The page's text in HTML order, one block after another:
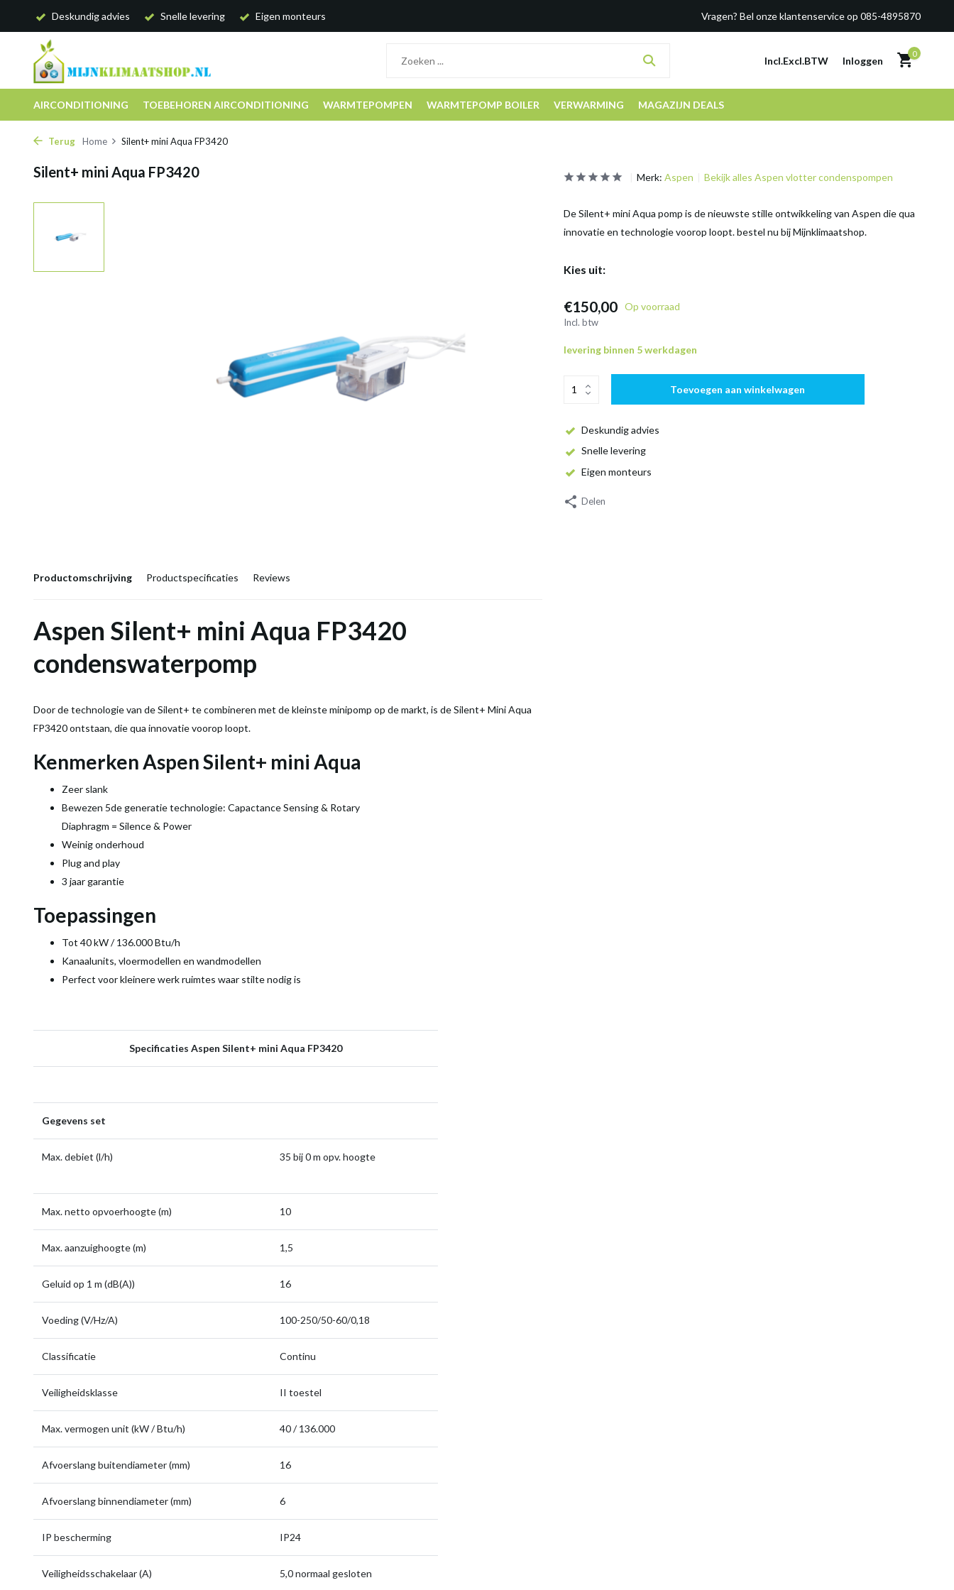
Deskundig advies Snelle levering Eigen monteurs Vragen? Bel onze klantenservice op 085-4895870
Incl.Excl.BTW Inloggen
0
AIRCONDITIONING TOEBEHOREN AIRCONDITIONING WARMTEPOMPEN WARMTEPOMP BOILER VERWARMING MAGAZIJN DEALS
Terug Home Silent+ mini Aqua FP3420
Silent+ mini Aqua FP3420
Productomschrijving Productspecificaties Reviews
Aspen Silent+ mini Aqua FP3420
condenswaterpomp
Door de technologie van de Silent+ te combineren met de kleinste minipomp op de markt, is de Silent+ Mini Aqua
FP3420 ontstaan, die qua innovatie voorop loopt.
Kenmerken Aspen Silent+ mini Aqua
Zeer slank
Bewezen 5de generatie technologie: Capactance Sensing & Rotary
Diaphragm = Silence & Power
Weinig onderhoud
Plug and play
3 jaar garantie
Toepassingen
Tot 40 kW / 136.000 Btu/h
Kanaalunits, vloermodellen en wandmodellen
Perfect voor kleinere werk ruimtes waar stilte nodig is
Specificaties Aspen Silent+ mini Aqua FP3420
Gegevens set
Max. debiet (l/h) 35 bij 0 m opv. hoogte
Max. netto opvoerhoogte (m) 10
Max. aanzuighoogte (m) 1,5
Geluid op 1 m (dB(A)) 16
Voeding (V/Hz/A) 100-250/50-60/0,18
Classificatie Continu
Veiligheidsklasse II toestel
Max. vermogen unit (kW / Btu/h) 40 / 136.000
Afvoerslang buitendiameter (mm) 16
Afvoerslang binnendiameter (mm) 6
IP bescherming IP24
Veiligheidsschakelaar (A) 5,0 normaal gesloten
Merk: Aspen Bekijk alles Aspen vlotter condenspompen
De Silent+ mini Aqua pomp is de nieuwste stille ontwikkeling van Aspen die qua
innovatie en technologie voorop loopt. bestel nu bij Mijnklimaatshop.
Kies uit:
€150,00 Op voorraad
Incl. btw
levering binnen 5 werkdagen
Toevoegen aan winkelwagen
Deskundig advies
Snelle levering
Eigen monteurs
Delen